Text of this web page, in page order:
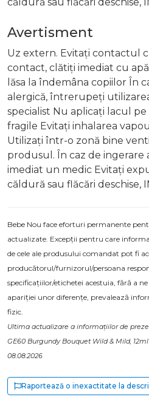
Avertisment
Uz extern. Evitați contactul
contact, clătiți imediat cu
lăsa la îndemâna copiilor În
alergică, întrerupeți
specialist Nu aplicați lacul
fragile Evitați inhalarea
Utilizați într-o zonă bine
produsul. În caz de ingerare
imediat un medic Evitați
căldură sau flăcări deschise,
Bebe Nou face eforturi permanente
actualizate. Excepții pentru care
de cele ale produsului comandat pot fi
producătorul/furnizorul/persoana
specificațiilor/etichetei acestuia, fără a
apariției unor diferențe, prevalează
fizic.
Ultima actualizare a informațiilor de
GE60 Burgundy Bouquet Wild & Mild,
08.08.2026
Raportează o inexactitate la